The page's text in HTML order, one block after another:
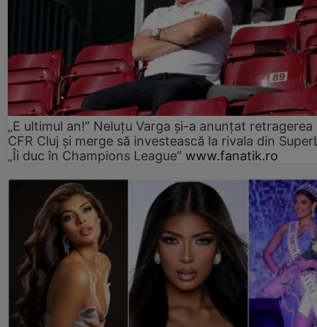
„E ultimul an!” Neluțu Varga și-a anunțat retragerea
CFR Cluj și merge să investească la rivala din
„Îi duc în Champions League” www.fanatik.ro